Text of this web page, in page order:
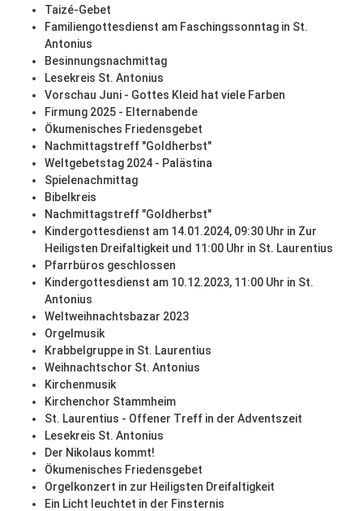
Taizé-Gebet
Familiengottesdienst am Faschingssonntag in St.
Antonius
Besinnungsnachmittag
Lesekreis St. Antonius
Vorschau Juni - Gottes Kleid hat viele Farben
Firmung 2025 - Elternabende
Ökumenisches Friedensgebet
Nachmittagstreff "Goldherbst"
Weltgebetstag 2024 - Palästina
Spielenachmittag
Bibelkreis
Nachmittagstreff "Goldherbst"
Kindergottesdienst am 14.01.2024, 09:30 Uhr in Zur
Heiligsten Dreifaltigkeit und 11:00 Uhr in St. Laurentius
Pfarrbüros geschlossen
Kindergottesdienst am 10.12.2023, 11:00 Uhr in St.
Antonius
Weltweihnachtsbazar 2023
Orgelmusik
Krabbelgruppe in St. Laurentius
Weihnachtschor St. Antonius
Kirchenmusik
Kirchenchor Stammheim
St. Laurentius - Offener Treff in der Adventszeit
Lesekreis St. Antonius
Der Nikolaus kommt!
Ökumenisches Friedensgebet
Orgelkonzert in zur Heiligsten Dreifaltigkeit
Ein Licht leuchtet in der Finsternis